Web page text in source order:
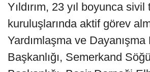
Yıldırım, 23 yıl boyunca sivil
kuruluşlarında aktif görev
Yardımlaşma ve Dayanışma
Başkanlığı, Semerkand